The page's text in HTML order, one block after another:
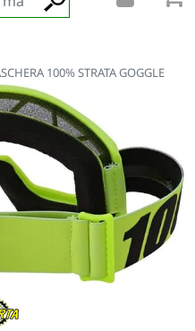
100% STRATA GOGGLE